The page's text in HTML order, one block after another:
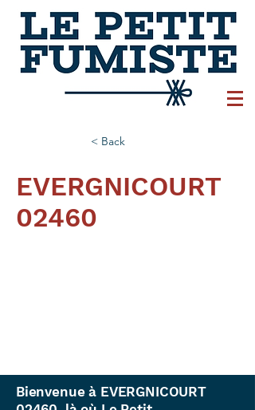
< Back
EVERGNICOURT
02460
Bienvenue à EVERGNICOURT